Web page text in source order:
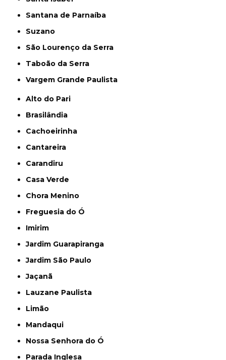
Santana de Parnaíba
Suzano
São Lourenço da Serra
Taboão da Serra
Vargem Grande Paulista
Alto do Pari
Brasilândia
Cachoeirinha
Cantareira
Carandiru
Casa Verde
Chora Menino
Freguesia do Ó
Imirim
Jardim Guarapiranga
Jardim São Paulo
Jaçanã
Lauzane Paulista
Limão
Mandaqui
Nossa Senhora do Ó
Parada Inglesa